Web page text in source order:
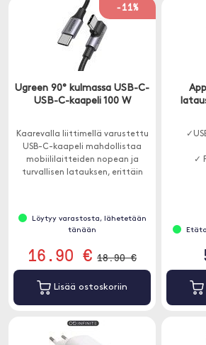
-11%
Ugreen 90° kulmassa USB-C-
USB-C-kaapeli 100 W
Kaarevalla liittimellä varustettu
USB-C-kaapeli mahdollistaa
mobiililaitteiden nopean ja
turvallisen latauksen, erittäin
Löytyy varastosta, lähetetään
tänään
16.90 € 18.90 €
Lisää ostoskoriin
✓